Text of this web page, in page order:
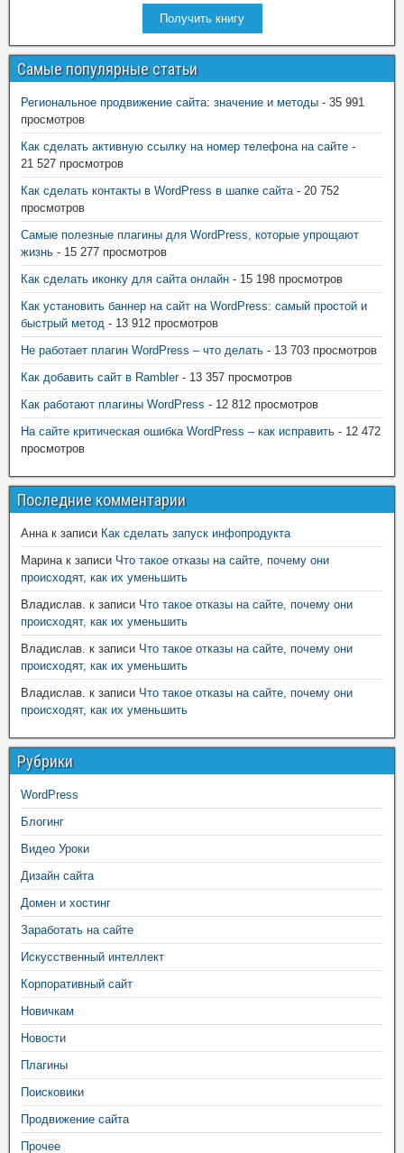
Получить книгу
Самые популярные статьи
Региональное продвижение сайта: значение и методы - 35 991
просмотров
Как сделать активную ссылку на номер телефона на сайте -
21 527 просмотров
Как сделать контакты в WordPress в шапке сайта- 20 752
просмотров
Самые полезные плагины для WordPress, которые упрощают
жизнь - 15 277 просмотров
Как сделать иконку для сайта онлайн - 15 198 просмотров
Как установить баннер на сайт на WordPress: самый простой и
быстрый метод - 13 912 просмотров
Не работает плагин WordPress – что делать - 13 703 просмотров
Как добавить сайт в Rambler- 13 357 просмотров
Как работают плагины WordPress - 12 812 просмотров
На сайте критическая ошибка WordPress – как исправить - 12 472
просмотров
Последние комментарии
Аннак записи Как сделать запуск инфопродукта
Маринак записи Что такое отказы на сайте, почему они
происходят, как их уменьшить
Владислав. к записи Что такое отказы на сайте, почему они
происходят, как их уменьшить
Владислав. к записи Что такое отказы на сайте, почему они
происходят, как их уменьшить
Владислав. к записи Что такое отказы на сайте, почему они
происходят, как их уменьшить
Рубрики
WordPress
Блогинг
Видео Уроки
Дизайн сайта
Домен и хостинг
Заработать на сайте
Искусственный интеллект
Корпоративный сайт
Новичкам
Новости
Плагины
Поисковики
Продвижение сайта
Прочее